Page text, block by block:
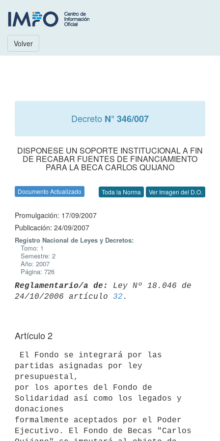
Volver
Decreto N° 346/007
DISPONESE UN SOPORTE INSTITUCIONAL A FIN
DE RECABAR FUENTES DE FINANCIAMIENTO
PARA LA BECA CARLOS QUIJANO
Documento Actualizado Toda la Norma Ver Imagen del D.O.
Promulgación: 17/09/2007
Publicación: 24/09/2007
Registro Nacional de Leyes y Decretos:
Tomo: 1
Semestre: 2
Año: 2007
Página: 726
Reglamentario/a de:
Ley Nº 18.046 de
24/10/2006 artículo 32
Artículo 2
partidas asignadas por ley
presupuestal,
por los aportes del Fondo de
Solidaridad así como los legados y
donaciones
formalmente aceptados por el Poder
Ejecutivo. El Fondo de Becas "Carlos